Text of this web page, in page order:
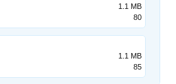
1.1 MB
80
1.1 MB
85